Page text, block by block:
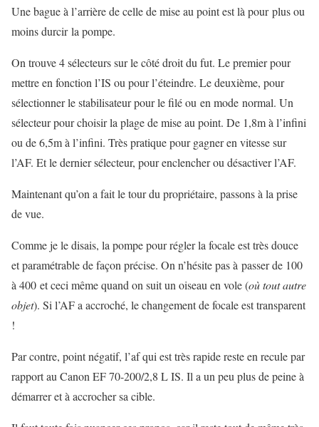
Une bague à l’arrière de celle de mise au point est là pour plus ou
moins durcir la pompe.
On trouve 4 sélecteurs sur le côté droit du fut. Le premier pour
mettre en fonction l’IS ou pour l’éteindre. Le deuxième, pour
sélectionner le stabilisateur pour le filé ou en mode normal. Un
sélecteur pour choisir la plage de mise au point. De 1,8m à l’infini
ou de 6,5m à l’infini. Très pratique pour gagner en vitesse sur
l’AF. Et le dernier sélecteur, pour enclencher ou désactiver l’AF.
Maintenant qu’on a fait le tour du propriétaire, passons à la prise
de vue.
Comme je le disais, la pompe pour régler la focale est très douce
et paramétrable de façon précise. On n’hésite pas à passer de 100
à 400 et ceci même quand on suit un oiseau en vole (où tout autre
objet). Si l’AF a accroché, le changement de focale est transparent
!
Par contre, point négatif, l’af qui est très rapide reste en recule par
rapport au Canon EF 70-200/2,8 LIS. Il a un peu plus de peine à
démarrer et à accrocher sa cible.